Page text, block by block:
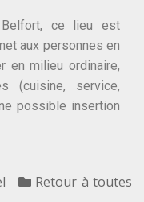
Belfort, ce lieu est
aux personnes en
en milieu ordinaire,
(cuisine, service,
possible insertion
Retour à toutes